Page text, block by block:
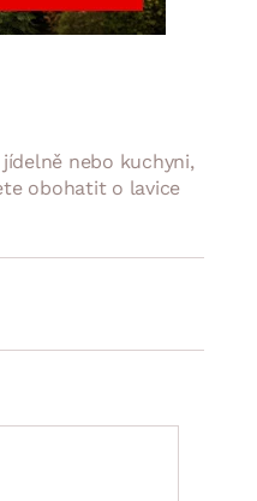
nebo kuchyni,
obohatit o lavice